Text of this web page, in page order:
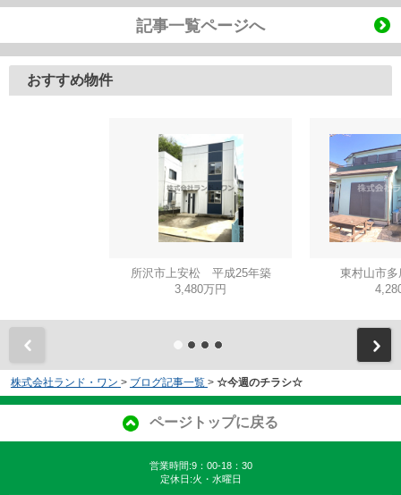
記事一覧ページへ
おすすめ物件
所沢市上安松 平成25年築
3,480万円
東村山市
株式会社ランド・ワン > ブログ記事一覧 > ☆今週のチラシ☆
ページトップに戻る
営業時間:9：00-18：30
定休日:火・水曜日